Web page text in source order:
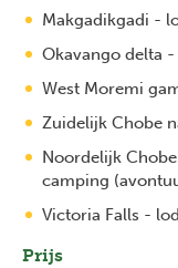
Makgadikgadi -
Okavango delta
West Moremi
Zuidelijk Chobe
Noordelijk
camping
Victoria Falls -
Prijs